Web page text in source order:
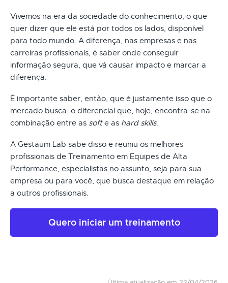
Vivemos na era da sociedade do conhecimento, o que
quer dizer que ele está por todos os lados, disponível
para todo mundo. A diferença, nas empresas e nas
carreiras profissionais, é saber onde conseguir
informação segura, que vá causar impacto e marcar a
diferença.
É importante saber, então, que é justamente isso que o
mercado busca: o diferencial que, hoje, encontra-se na
combinação entre as softe as hard skills.
A Gestaum Lab sabe disso e reuniu os melhores
profissionais de Treinamento em Equipes de Alta
Performance, especialistas no assunto, seja para sua
empresa ou para você, que busca destaque em relação
a outros profissionais.
Quero iniciar um treinamento